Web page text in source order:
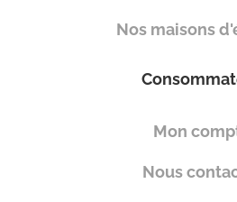
Nos maisons
Mon
Nous